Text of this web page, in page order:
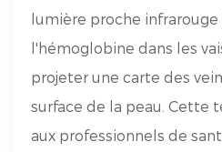
lumière proche
l'hémoglobine dans les
projeter une carte des
surface de la peau. Cette
aux professionnels de